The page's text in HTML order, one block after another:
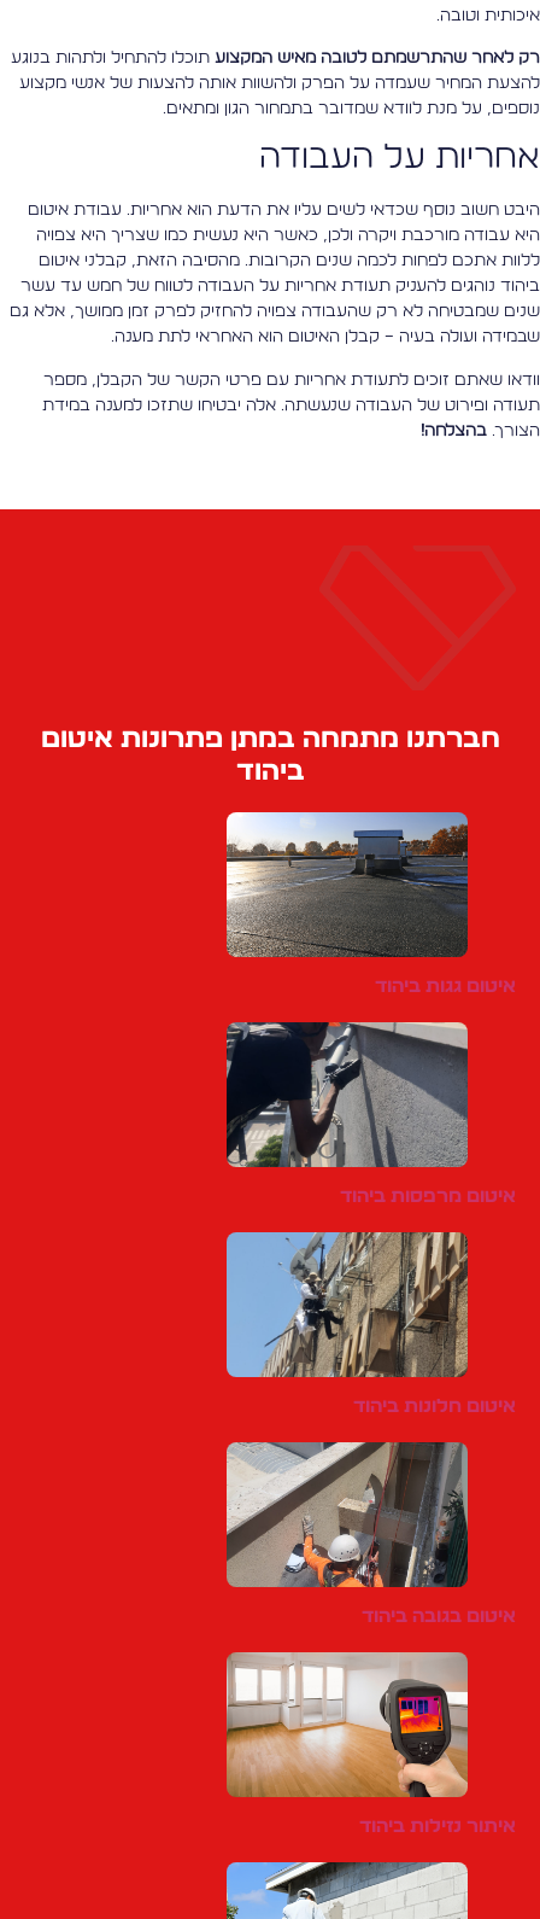
וטובה.
לאחר שהתרשמתם לטובה מאיש המקצועתוכלו להתחיל ולתהות בנוגע
המחיר שעמדה על הפרק ולהשוות אותה להצעות של אנשי מקצוע
על מנת לוודא שמדובר בתמחור הגון ומתאים.
על העבודה
חשוב נוסף שכדאי לשים עליו את הדעת הוא אחריות. עבודת איטום
עבודה מורכבת ויקרה ולכן, כאשר היא נעשית כמו שצריך היא צפויה
אתכם לפחות לכמה שנים הקרובות. מהסיבה הזאת, קבלני איטום
נוהגים להעניק תעודת אחריות על העבודה לטווח של חמש עד עשר
שמבטיחה לא רק שהעבודה צפויה להחזיק לפרק זמן ממושך, אלא גם
ועולה בעיה – קבלן האיטום הוא האחראי לתת מענה.
שאתם זוכים לתעודת אחריות עם פרטי הקשר של הקבלן, מספר
ופירוט של העבודה שנעשתה. אלה יבטיחו שתזכו למענה במידת
בהצלחה!
חברתנו מתמחה במתן פתרונות איטום
ביהוד
איטום גגות ביהוד
איטום מרפסות ביהוד
איטום חלונות ביהוד
איטום בגובה ביהוד
איתור נזילות ביהוד